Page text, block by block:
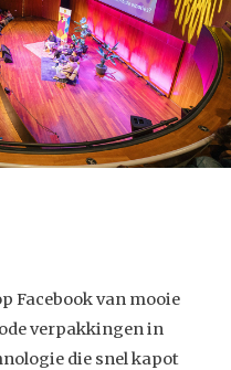
Facebook van mooie
verpakkingen in
die snel kapot